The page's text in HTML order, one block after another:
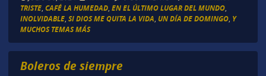
TRISTE, CAFÉ LA HUMEDAD, EN EL ÚLTIMO LUGAR DEL MUNDO,
INOLVIDABLE, SI DIOS ME QUITA LA VIDA, UN DÍA DE DOMINGO, Y
MUCHOS TEMAS MÁS
Boleros de siempre